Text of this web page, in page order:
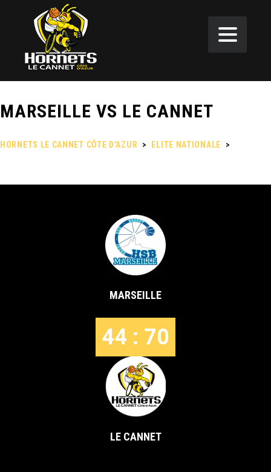
MARSEILLE VS LE CANNET
HORNETS LE CANNET CÔTE D'AZUR > ELITE NATIONALE
>
MARSEILLE
44 : 70
LE CANNET